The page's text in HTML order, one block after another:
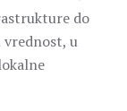
do
vrednost, u